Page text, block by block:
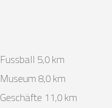
Fussball 5,0 km
Museum 8,0 km
Geschäfte 11,0 km